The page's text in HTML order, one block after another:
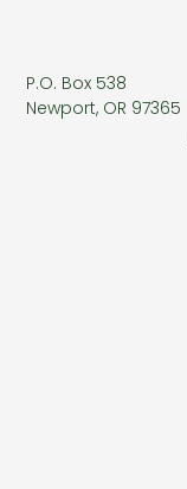
P.O. Box 538
Newport, OR 97365